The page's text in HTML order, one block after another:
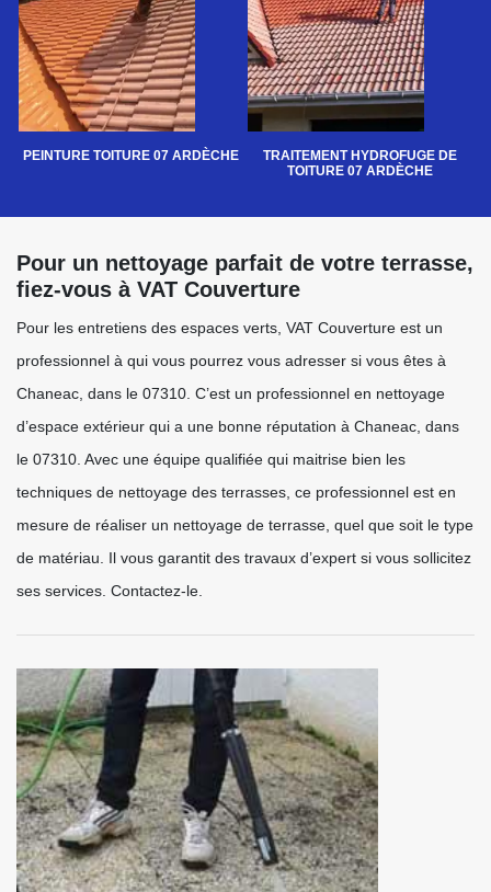
PEINTURE TOITURE 07 ARDÈCHE
TRAITEMENT HYDROFUGE DE
TOITURE 07 ARDÈCHE
Pour un nettoyage parfait de votre terrasse,
fiez-vous à VAT Couverture
Pour les entretiens des espaces verts, VAT Couverture est un
professionnel à qui vous pourrez vous adresser si vous êtes à
Chaneac, dans le 07310. C’est un professionnel en nettoyage
d’espace extérieur qui a une bonne réputation à Chaneac, dans
le 07310. Avec une équipe qualifiée qui maitrise bien les
techniques de nettoyage des terrasses, ce professionnel est en
mesure de réaliser un nettoyage de terrasse, quel que soit le type
de matériau. Il vous garantit des travaux d’expert si vous sollicitez
ses services. Contactez-le.